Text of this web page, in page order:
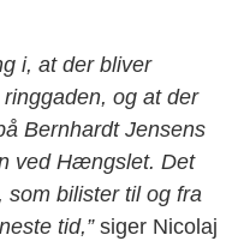
i, at der bliver
og at der
Bernhardt Jensens
ved Hængslet. Det
bilister til og fra
tid,”siger Nicolaj